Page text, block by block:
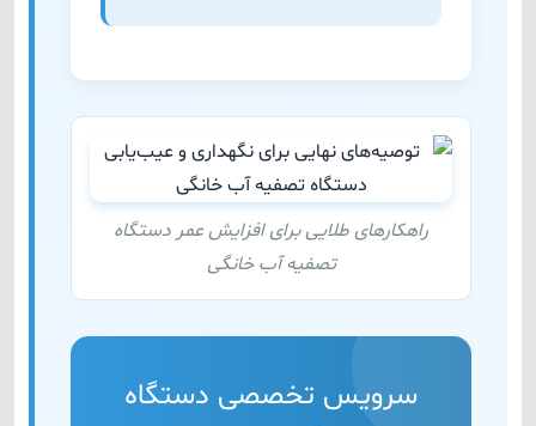
راهکارهای طلایی برای افزایش عمر دستگاه
تصفیه آب خانگی
سرویس تخصصی دستگاه